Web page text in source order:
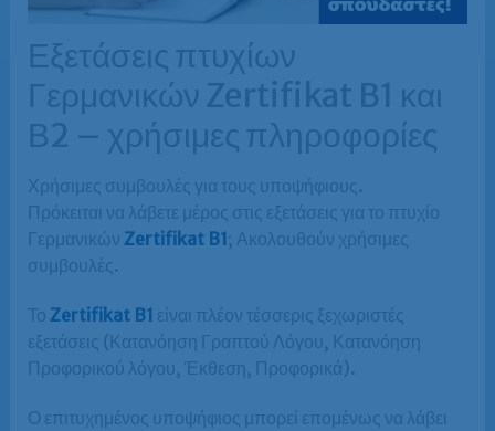
Εξετάσεις πτυχίων
Γερμανικών Zertifikat B1 και
Β2 – χρήσιμες πληροφορίες
Χρήσιμες συμβουλές για τους υποψήφιους.
Πρόκειται να λάβετε μέρος στις εξετάσεις για το πτυχίο
Γερμανικών Zertifikat B1; Ακολουθούν χρήσιμες
συμβουλές.
Το Zertifikat B1 είναι πλέον τέσσερις ξεχωριστές
εξετάσεις (Κατανόηση Γραπτού Λόγου, Κατανόηση
Προφορικού λόγου, Έκθεση, Προφορικά).
Ο επιτυχημένος υποψήφιος μπορεί επομένως να λάβει